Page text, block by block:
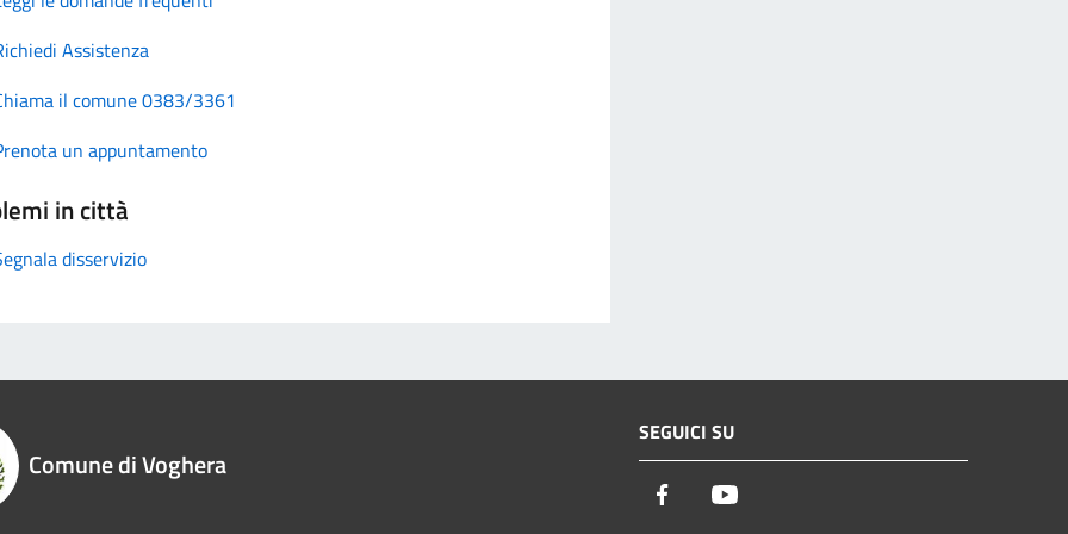
Assistenza
il comune 0383/3361
un appuntamento
in città
disservizio
Comune di Voghera
SEGUICI SU
Facebook